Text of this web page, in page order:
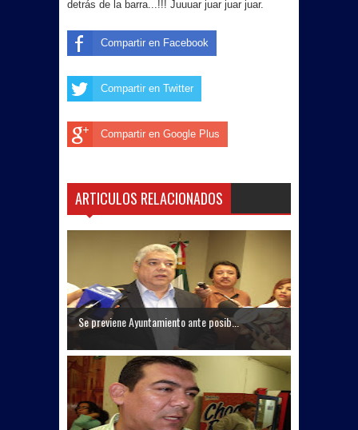
detrás de la barra...!!! Juuuar juar juar juar.
Compartir en Facebook
Compartir en Twitter
Compartir en Google Plus
ARTICULOS RELACIONADOS
Se previene Ayuntamiento ante posib...